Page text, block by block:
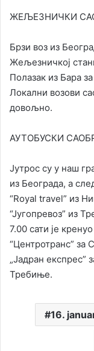
ЖЕЉЕЗНИЧКИ
Брзи воз из
Жељезничкој
Полазак из Бара
Локални возови
довољно.
АУТОБУСКИ
Јутрос су у наш
из Београда, а
“Royal travel” из
“Југопревоз” из
7.00 сати је
“Центротранс” за
„Јадран експрес”
Требиње.
16.